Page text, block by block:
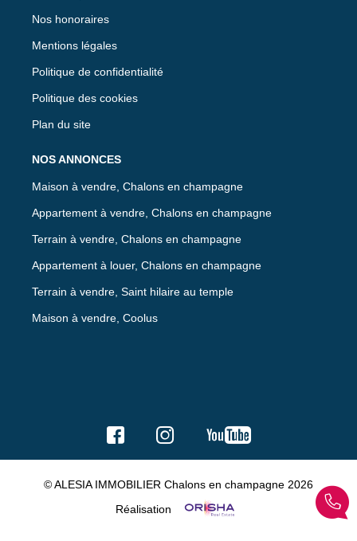
Nos honoraires
Mentions légales
Politique de confidentialité
Politique des cookies
Plan du site
NOS ANNONCES
Maison à vendre, Chalons en champagne
Appartement à vendre, Chalons en champagne
Terrain à vendre, Chalons en champagne
Appartement à louer, Chalons en champagne
Terrain à vendre, Saint hilaire au temple
Maison à vendre, Coolus
© ALESIA IMMOBILIER Chalons en champagne 2026
Réalisation